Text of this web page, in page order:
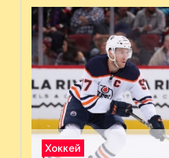
Хоккей